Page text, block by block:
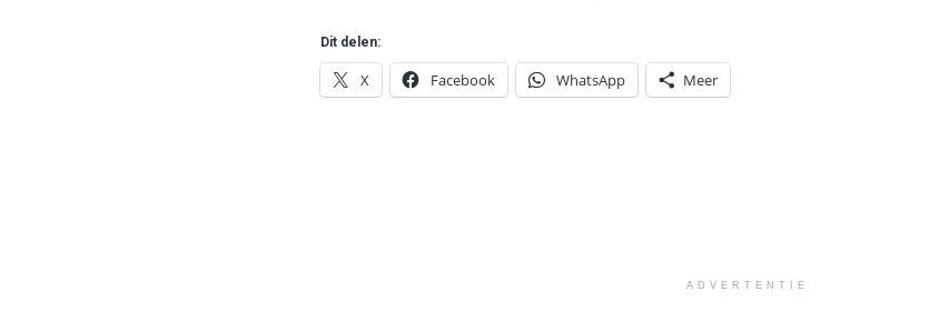
Dit delen:
X Facebook WhatsApp Meer
ADVERTENTIE